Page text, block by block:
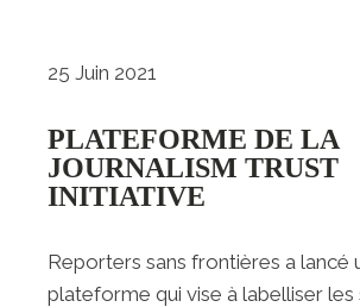
25 Juin 2021
PLATEFORME DE LA
JOURNALISM TRUST
INITIATIVE
Reporters sans frontières a lancé
plateforme qui vise à labelliser les